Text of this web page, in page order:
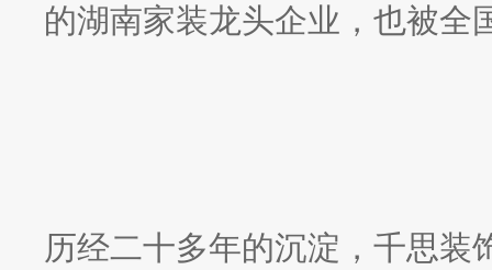
的湖南家装龙头企业，也被全
历经二十多年的沉淀，千思装